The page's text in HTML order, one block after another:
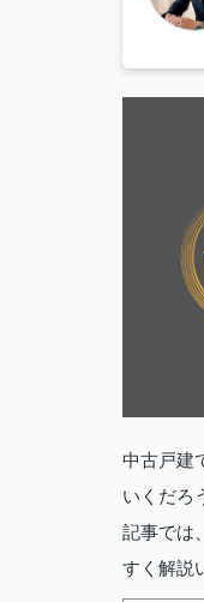
中古戸建
いくだろ
記事では
すく解説